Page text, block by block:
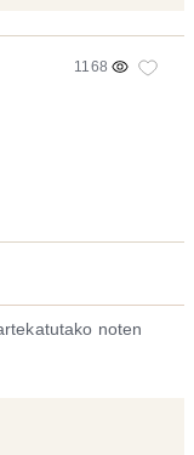
1168
noten